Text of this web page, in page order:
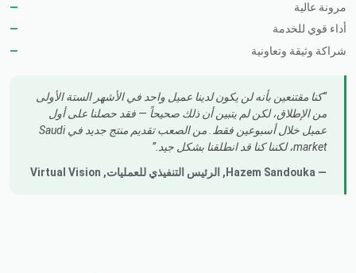
مرونة عالية
أداء قوي للخدمة
شراكة وثيقة وتعاونية
كنا مقتنعين بأنه لن يكون لدينا عميل واحد في الأشهر الستة الأولى
من الإطلاق، لكن لم يتبين أن ذلك صحيحاً — فقد حصلنا على أول
عميل خلال أسبوعين فقط. من الصعب تقديم منتج جديد في Saudi
market، لكننا كنا قد انطلقنا بشكل جيد.
— Hazem Sandouka,
الرئيس التنفيذي للعمليات, Virtual Vision